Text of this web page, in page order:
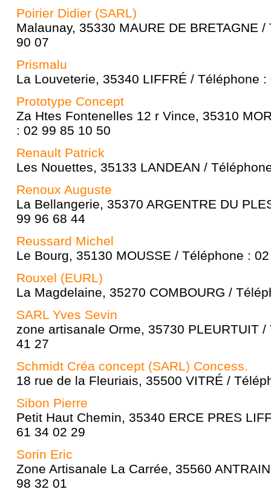
Poirier Didier (SARL)
Malaunay, 35330 MAURE DE BRETAGNE
90 07
Prismalu
La Louveterie, 35340 LIFFRÉ / Téléphone
Prototype Concept
Za Htes Fontenelles 12 r Vince, 35310
: 02 99 85 10 50
Renault Patrick
Les Nouettes, 35133 LANDEAN /
Renoux Auguste
La Bellangerie, 35370 ARGENTRE DU
99 96 68 44
Reussard Michel
Le Bourg, 35130 MOUSSE / Téléphone :
Rouxel (EURL)
La Magdelaine, 35270 COMBOURG /
SARL Yves Sevin
zone artisanale Orme, 35730 PLEURTUIT
41 27
Schmidt Créa concept (SARL) Concess.
18 rue de la Fleuriais, 35500 VITRÉ /
Sibon Pierre
Petit Haut Chemin, 35340 ERCE PRES
61 34 02 29
Sorin Eric
Zone Artisanale La Carrée, 35560
98 32 01